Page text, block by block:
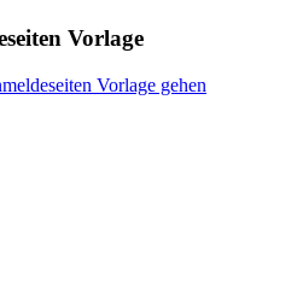
Vorlage
Vorlage gehen